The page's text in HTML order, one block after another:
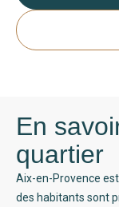
En
quartier
Aix-en-Provence
des habitants sont